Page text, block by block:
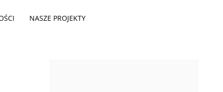
NASZE PROJEKTY